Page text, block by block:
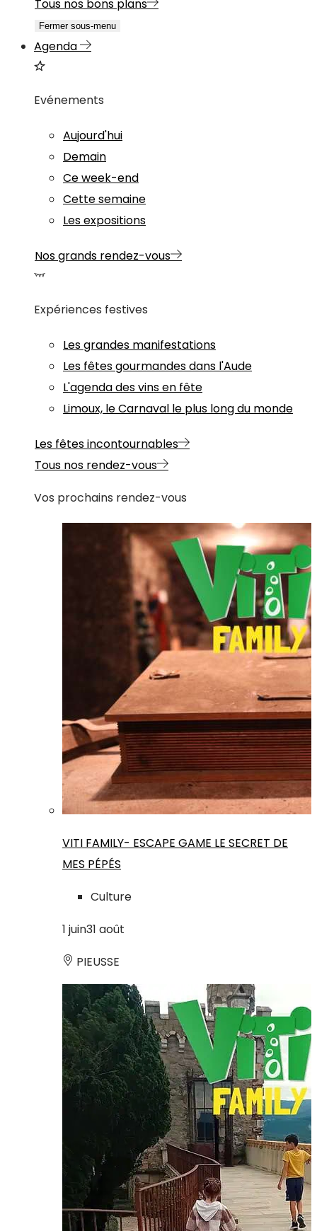
Tous nos bons plans
Fermer sous-menu
Agenda
Evénements
Aujourd'hui
Demain
Ce week-end
Cette semaine
Les expositions
Nos grands rendez-vous
Expériences festives
Les grandes manifestations
Les fêtes gourmandes dans l'Aude
L'agenda des vins en fête
Limoux, le Carnaval le plus long du monde
Les fêtes incontournables
Tous nos rendez-vous
Vos prochains rendez-vous
VITI FAMILY- ESCAPE GAME LE SECRET DE
MES PÉPÉS
Culture
1 juin31 août
PIEUSSE